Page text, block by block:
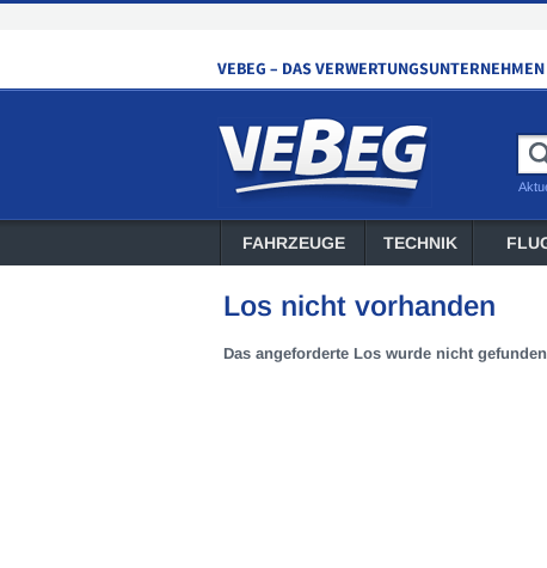
FAHRZEUGE TECHNIK
Los nicht vorhanden
Das angeforderte Los wurde nicht